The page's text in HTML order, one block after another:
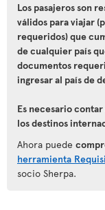
Los pasajeros son
válidos para viajar
requeridos) que
de cualquier país
documentos
ingresar al país de
Es necesario
los destinos
Ahora puede
herramienta
socio Sherpa.